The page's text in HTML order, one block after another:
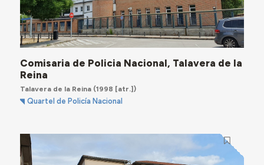
Comisaria de Policia Nacional, Talavera de la
Reina
Talavera de la Reina(1998 [atr.])
Quartel de Policía Nacional